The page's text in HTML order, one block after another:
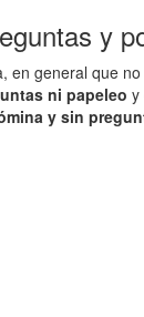
y
en general que
ni papeleo y
y sin